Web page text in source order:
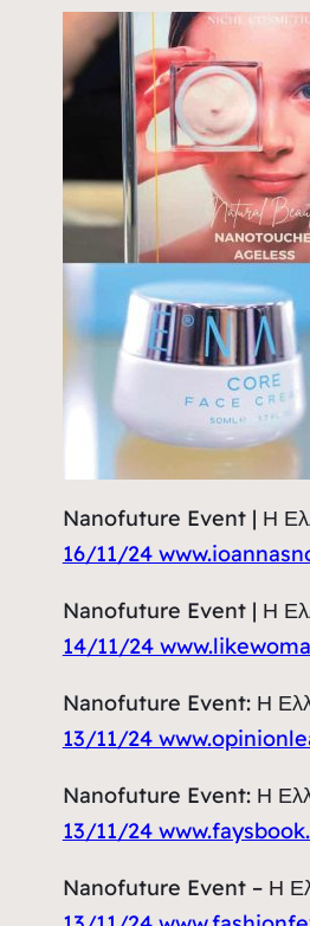
Nanofuture Event | Η
16/11/24
Nanofuture Event | Η
14/11/24
Nanofuture Event: Η
13/11/24
Nanofuture Event: Η
13/11/24
Nanofuture Event – Η